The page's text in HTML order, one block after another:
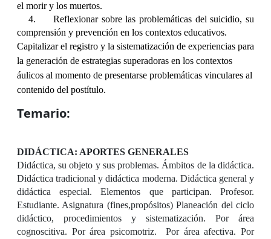
el morir y los muertos.
4.
Reflexionar sobre las problemáticas del suicidio, su
comprensión y prevención en los contextos educativos.
Capitalizar el registro y la sistematización de experiencias para
la generación de estrategias superadoras en los contextos
áulicos al momento de presentarse problemáticas vinculares al
contenido del postítulo.
Temario:
DIDÁCTICA: APORTES GENERALES
Didáctica, su objeto y sus problemas. Ámbitos de la didáctica.
Didáctica tradicional y didáctica moderna. Didáctica general y
didáctica especial. Elementos que participan. Profesor.
Estudiante. Asignatura (fines,propósitos) Planeación del ciclo
didáctico, procedimientos y sistematización. Por área
cognoscitiva. Por área psicomotriz.
Por área afectiva. Por